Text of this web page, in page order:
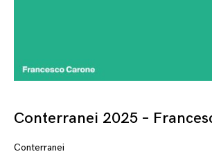
Conterranei 2025 –
Conterranei